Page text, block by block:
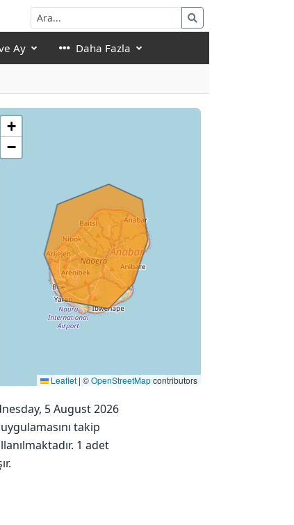
Ay Daha Fazla
+
−
Leaflet | ©OpenStreetMapcontributors
5 August 2026
takip
1 adet